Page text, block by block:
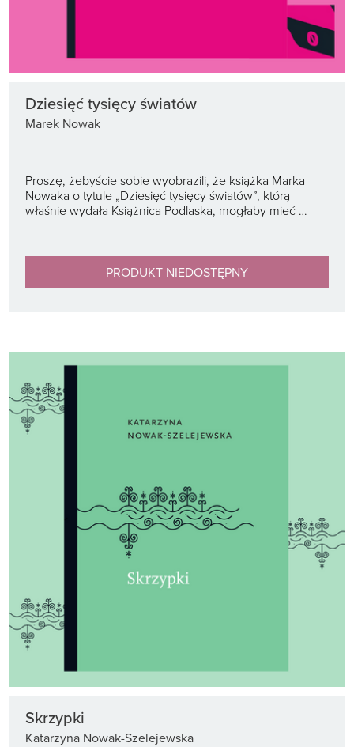
Dziesięć tysięcy światów
Marek Nowak
Proszę, żebyście sobie wyobrazili, że książka Marka
Nowaka o tytule „Dziesięć tysięcy światów”, którą
właśnie wydała Książnica Podlaska, mogłaby mieć …
PRODUKT NIEDOSTĘPNY
Skrzypki
Katarzyna Nowak-Szelejewska